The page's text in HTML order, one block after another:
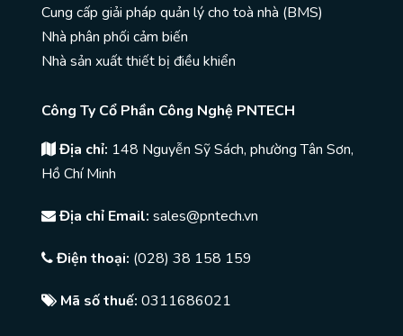
Cung cấp giải pháp quản lý cho toà nhà (BMS)
Nhà phân phối cảm biến
Nhà sản xuất thiết bị điều khiển
Công Ty Cổ Phần Công Nghệ PNTECH
Địa chỉ: 148 Nguyễn Sỹ Sách, phường Tân Sơn,
Hồ Chí Minh
Địa chỉ Email: sales@pntech.vn
Điện thoại: (028) 38 158 159
Mã số thuế: 0311686021